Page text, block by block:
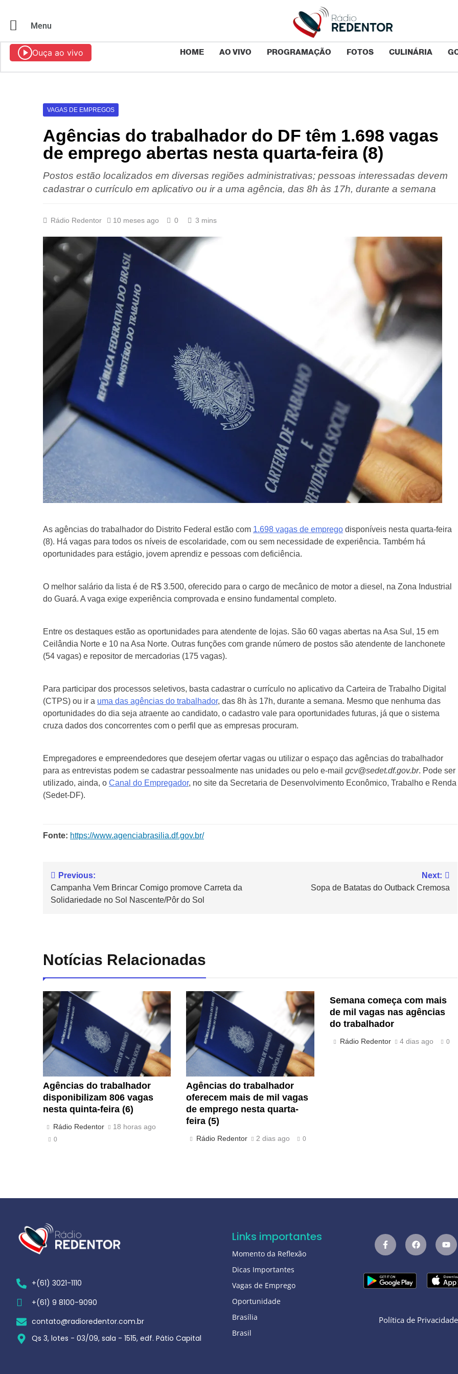
Menu
Ouça ao vivo HOME AO VIVO PROGRAMAÇÃO FOTOS CULINÁRIA
VAGAS DE EMPREGOS
Agências do trabalhador do DF têm 1.698 vagas
de emprego abertas nesta quarta-feira (8)
Postos estão localizados em diversas regiões administrativas; pessoas interessadas devem
cadastrar o currículo em aplicativo ou ir a uma agência, das 8h às 17h, durante a semana
Rádio Redentor 10 meses ago 0 3 mins
As agências do trabalhador do Distrito Federal estão com 1.698 vagas de emprego disponíveis nesta quarta-feira
(8). Há vagas para todos os níveis de escolaridade, com ou sem necessidade de experiência. Também há
oportunidades para estágio, jovem aprendiz e pessoas com deficiência.
O melhor salário da lista é de R$ 3.500, oferecido para o cargo de mecânico de motor a diesel, na Zona Industrial
do Guará. A vaga exige experiência comprovada e ensino fundamental completo.
Entre os destaques estão as oportunidades para atendente de lojas. São 60 vagas abertas na Asa Sul, 15 em
Ceilândia Norte e 10 na Asa Norte. Outras funções com grande número de postos são atendente de lanchonete
(54 vagas) e repositor de mercadorias (175 vagas).
Para participar dos processos seletivos, basta cadastrar o currículo no aplicativo da Carteira de Trabalho Digital
(CTPS) ou ir a uma das agências do trabalhador, das 8h às 17h, durante a semana. Mesmo que nenhuma das
oportunidades do dia seja atraente ao candidato, o cadastro vale para oportunidades futuras, já que o sistema
cruza dados dos concorrentes com o perfil que as empresas procuram.
Empregadores e empreendedores que desejem ofertar vagas ou utilizar o espaço das agências do trabalhador
para as entrevistas podem se cadastrar pessoalmente nas unidades ou pelo e-mail gcv@sedet.df.gov.br. Pode ser
utilizado, ainda, o Canal do Empregador, no site da Secretaria de Desenvolvimento Econômico, Trabalho e Renda
(Sedet-DF).
Fonte: https://www.agenciabrasilia.df.gov.br/
Previous:
Campanha Vem Brincar Comigo promove Carreta da
Solidariedade no Sol Nascente/Pôr do Sol
Next:
Sopa de Batatas do Outback Cremosa
Notícias Relacionadas
Agências do trabalhador
disponibilizam 806 vagas
nesta quinta-feira (6)
Rádio Redentor 18 horas ago
0
Agências do trabalhador
oferecem mais de mil vagas
de emprego nesta quarta-
feira (5)
Rádio Redentor 2 dias ago 0
Semana começa com mais
de mil vagas nas agências
do trabalhador
Rádio Redentor 4 dias ago 0
+(61) 3021-1110
+(61) 9 8100-9090
contato@radioredentor.com.br
Qs 3, lotes - 03/09, sala - 1515, edf. Pátio Capital
Links importantes
Momento da Reflexão
Dicas Importantes
Vagas de Emprego
Oportunidade
Brasília
Brasil
Política de Privacidade